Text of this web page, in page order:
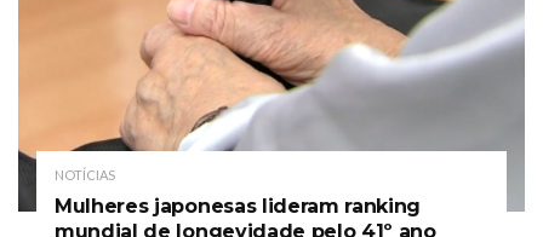
NOTÍCIAS
Mulheres japonesas lideram ranking
mundial de longevidade pelo 41º ano